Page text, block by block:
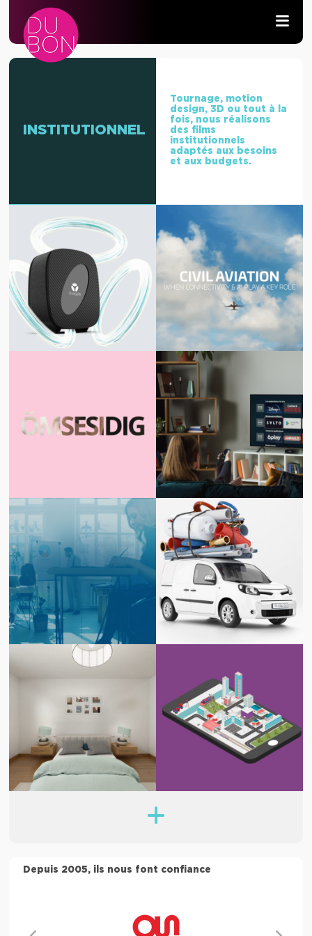
WIFI & RÉSEAU
DÉVELOPPEMENT
CONTACT
INSTITUTIONNEL
Tournage, motion
design, 3D ou tout à la
fois, nous réalisons
des films
institutionnels
adaptés aux besoins
et aux budgets.
Depuis 2005, ils nous font confiance